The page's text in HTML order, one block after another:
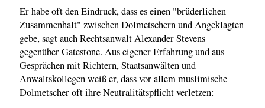
Er habe oft den Eindruck, dass es einen "brüderlichen
Zusammenhalt" zwischen Dolmetschern und Angeklagten
gebe, sagt auch Rechtsanwalt Alexander Stevens
gegenüber Gatestone. Aus eigener Erfahrung und aus
Gesprächen mit Richtern, Staatsanwälten und
Anwaltskollegen weiß er, dass vor allem muslimische
Dolmetscher oft ihre Neutralitätspflicht verletzen: